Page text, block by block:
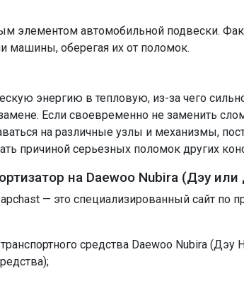
автомобильной подвески.
машины, оберегая их от поломок.
энергию в тепловую, из-за чего
Если своевременно не заменить
на различные узлы и механизмы,
причиной серьезных поломок других
на Daewoo Nubira (Дэу
— это специализированный сайт
средства Daewoo Nubira